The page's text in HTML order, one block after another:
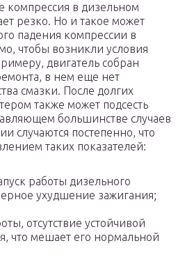
компрессия в дизельном
резко. Но и такое может
падения компрессии в
чтобы возникли условия
двигатель собран
в нем еще нет
смазки. После долгих
также может подсесть
большинстве случаев
случаются постепенно, что
таких показателей:
работы дизельного
ухудшение зажигания;
отсутствие устойчивой
что мешает его нормальной